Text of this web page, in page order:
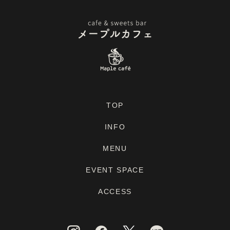
TOP
INFO
MENU
EVENT SPACE
ACCESS